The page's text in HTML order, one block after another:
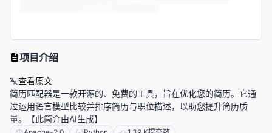
项目介绍
查看原文
简历匹配器是一款开源的、免费的工具，旨在优化您的简历。它通
过运用语言模型比较并排序简历与职位描述，以助您提升简历质
量。【此简介由AI生成】